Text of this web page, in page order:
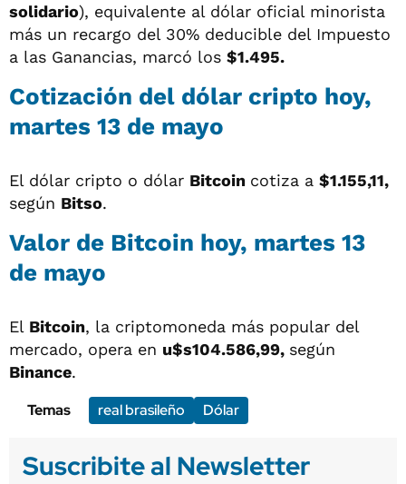
solidario), equivalente al dólar oficial minorista
más un recargo del 30% deducible del Impuesto
a las Ganancias, marcó los $1.495.
Cotización del dólar cripto hoy,
martes 13 de mayo
El dólar cripto o dólar Bitcoin cotiza a $1.155,11,
según Bitso.
Valor de Bitcoin hoy, martes 13
de mayo
El Bitcoin, la criptomoneda más popular del
mercado, opera en u$s104.586,99, según
Binance.
Temas
real brasileño Dólar
Suscribite al Newsletter